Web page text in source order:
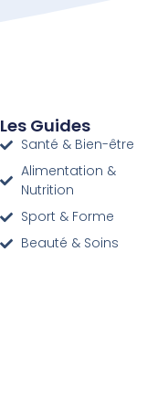
Les Guides
Santé & Bien-être
Alimentation &
Nutrition
Sport & Forme
Beauté & Soins